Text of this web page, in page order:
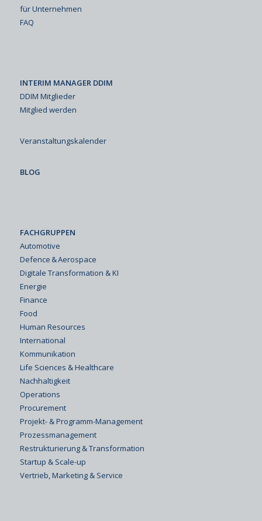
für Unternehmen
FAQ
INTERIM MANAGER DDIM
DDIM Mitglieder
Mitglied werden
Veranstaltungskalender
BLOG
FACHGRUPPEN
Automotive
Defence & Aerospace
Digitale Transformation & KI
Energie
Finance
Food
Human Resources
International
Kommunikation
Life Sciences & Healthcare
Nachhaltigkeit
Operations
Procurement
Projekt- & Programm-Management
Prozessmanagement
Restrukturierung & Transformation
Startup & Scale-up
Vertrieb, Marketing & Service